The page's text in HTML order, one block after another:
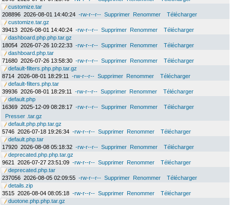
customize.tar
208896 2026-08-01 14:40:24 -rw-r--r-- Supprimer Renommer
Télécharger
customize.tar.gz
39413 2026-08-01 14:40:24 -rw-r--r-- Supprimer Renommer
Télécharger
dashboard.php.php.tar.gz
18054 2026-07-26 10:22:33 -rw-r--r-- Supprimer Renommer
Télécharger
dashboard.php.tar
71680 2026-07-26 13:58:30 -rw-r--r-- Supprimer Renommer
Télécharger
default-filters.php.php.tar.gz
8714 2026-08-01 18:29:11 -rw-r--r-- Supprimer Renommer
Télécharger
default-filters.php.tar
39936 2026-08-01 18:29:11 -rw-r--r-- Supprimer Renommer
Télécharger
default.php
16369 2025-12-09 08:28:17 -rw-r--r-- Supprimer Renommer
Télécharger
Presser .tar.gz
default.php.php.tar.gz
5746 2026-07-18 19:26:34 -rw-r--r-- Supprimer Renommer
Télécharger
default.php.tar
17920 2026-08-08 05:18:32 -rw-r--r-- Supprimer Renommer
Télécharger
deprecated.php.php.tar.gz
9621
2026-07-27 23:51:09 -rw-r--r-- Supprimer Renommer
Télécharger
deprecated.php.tar
237056 2026-08-05 02:09:55 -rw-r--r-- Supprimer Renommer
Télécharger
details.zip
3515 2026-08-04 08:05:18 -rw-r--r-- Supprimer Renommer
Télécharger
duotone.php.php.tar.gz